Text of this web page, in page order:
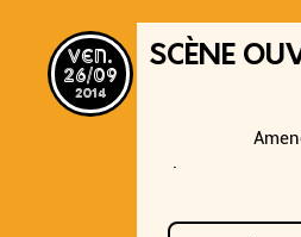
ven.
26/09
2014
SCÈNE
Amenez
.